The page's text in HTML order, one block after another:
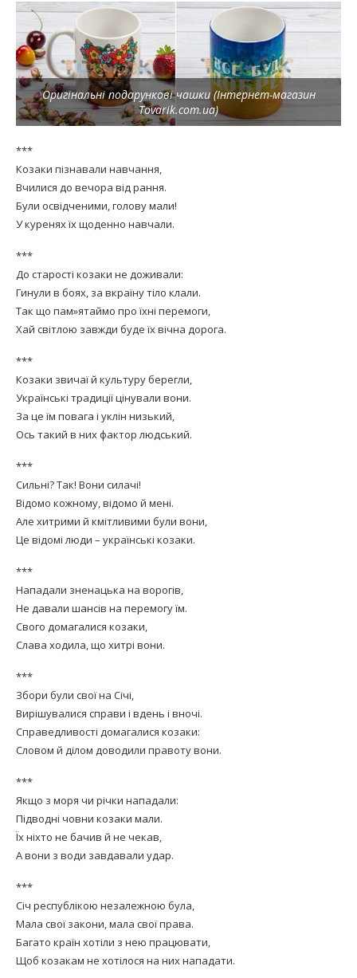
Оригінальні подарункові чашки (Інтернет-магазин
Tovarik.com.ua)
***
Козаки пізнавали навчання,
Вчилися до вечора від рання.
Були освідченими, голову мали!
У куренях їх щоденно навчали.
***
До старості козаки не доживали:
Гинули в боях, за вкраїну тіло клали.
Так що пам»ятаймо про їхні перемоги,
Хай світлою завжди буде їх вічна дорога.
***
Козаки звичаї й культуру берегли,
Українські традиції цінували вони.
За це їм повага і уклін низький,
Ось такий в них фактор людський.
***
Сильні? Так! Вони силачі!
Відомо кожному, відомо й мені.
Але хитрими й кмітливими були вони,
Це відомі люди – українські козаки.
***
Нападали зненацька на ворогів,
Не давали шансів на перемогу їм.
Свого домагалися козаки,
Слава ходила, що хитрі вони.
***
Збори були свої на Січі,
Вирішувалися справи і вдень і вночі.
Справедливості домагалися козаки:
Словом й ділом доводили правоту вони.
***
Якщо з моря чи річки нападали:
Підводні човни козаки мали.
Їх ніхто не бачив й не чекав,
А вони з води завдавали удар.
***
Січ республікою незалежною була,
Мала свої закони, мала свої права.
Багато країн хотіли з нею працювати,
Щоб козакам не хотілося на них нападати.